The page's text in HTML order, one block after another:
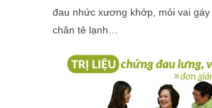
đau nhức xương khớp, mỏi vai gáy
chân tê lạnh…